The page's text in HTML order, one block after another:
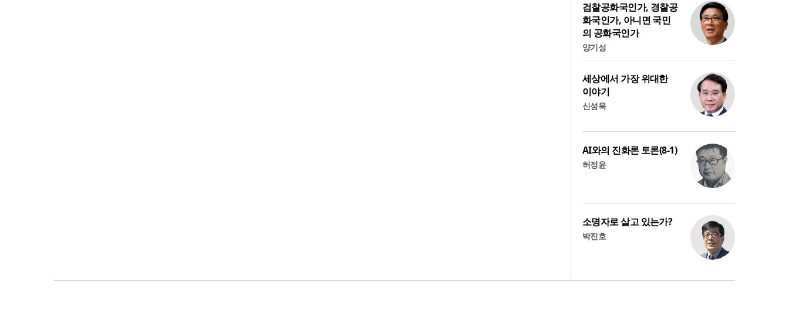
검찰공화국인가, 경찰공
화국인가, 아니면 국민
의 공화국인가
양기성
세상에서 가장 위대한
이야기
신성욱
AI와의 진화론 토론(8-1)
허정윤
소명자로 살고 있는가?
박진호